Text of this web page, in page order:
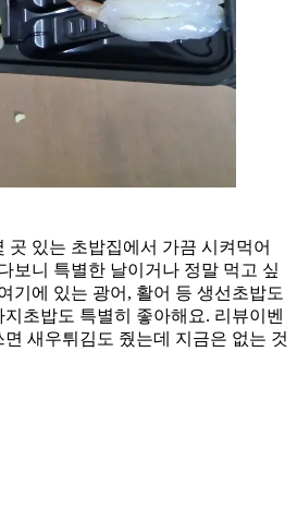
곳 있는 초밥집에서 가끔 시켜먹어
보니 특별한 날이거나 정말 먹고 싶
기에 있는 광어, 활어 등 생선초밥도
초밥도 특별히 좋아해요. 리뷰이벤
새우튀김도 줬는데 지금은 없는 것